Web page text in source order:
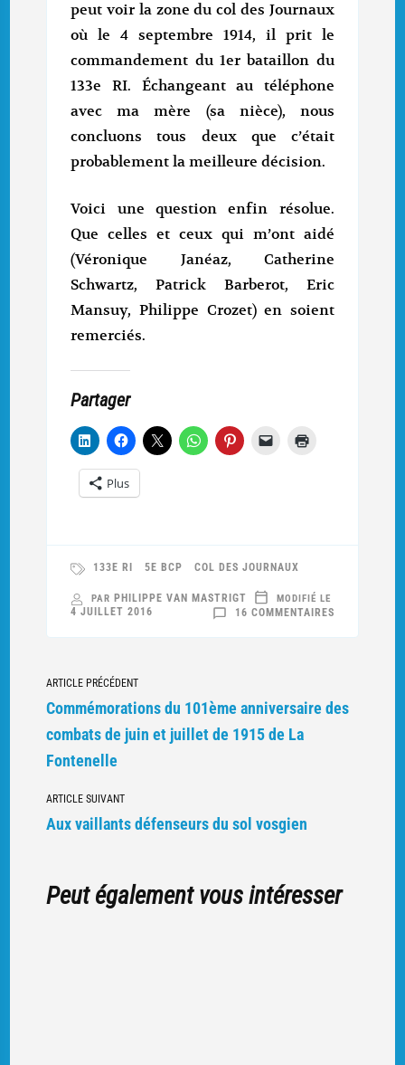
peut voir la zone du col des Journaux
où le 4 septembre 1914, il prit le
commandement du 1er bataillon du
133e RI. Échangeant au téléphone
avec ma mère (sa nièce), nous
concluons tous deux que c’était
probablement la meilleure décision.
Voici une question enfin résolue.
Que celles et ceux qui m’ont aidé
(Véronique Janéaz, Catherine
Schwartz, Patrick Barberot, Eric
Mansuy, Philippe Crozet) en soient
remerciés.
Partager
Plus
133E RI 5E BCP COL DES JOURNAUX
PAR PHILIPPE VAN MASTRIGT
16 COMMENTAIRESSUR
MODIFIÉ LE
4 JUILLET 2016
Navigation
vers
d'autres
articles
ARTICLE PRÉCÉDENT
Commémorations du 101ème anniversaire des
combats de juin et juillet de 1915 de La
Fontenelle
ARTICLE SUIVANT
Aux vaillants défenseurs du sol vosgien
Peut également vous intéresser